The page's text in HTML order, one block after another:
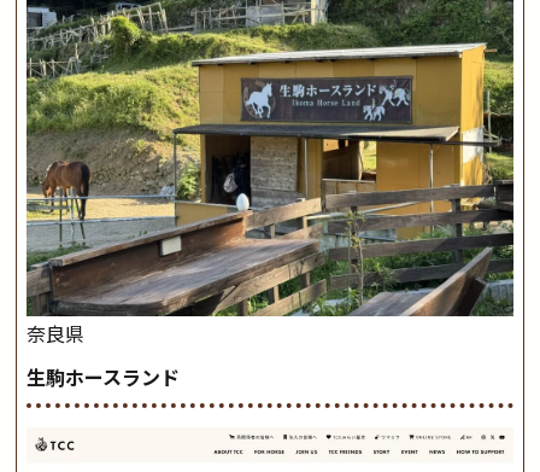
奈良県
生駒ホースランド